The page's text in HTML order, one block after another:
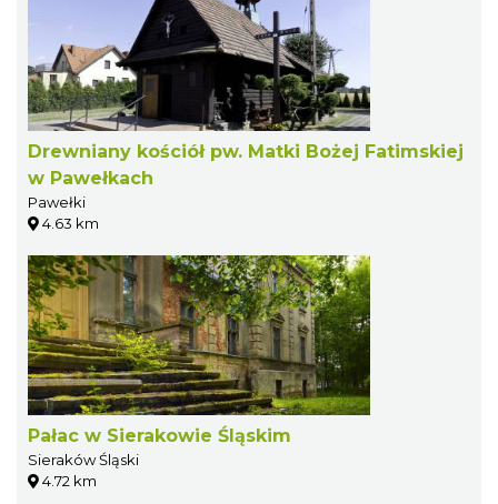
Drewniany kościół pw. Matki Bożej Fatimskiej
w Pawełkach
Pawełki
4.63 km
Pałac w Sierakowie Śląskim
Sieraków Śląski
4.72 km